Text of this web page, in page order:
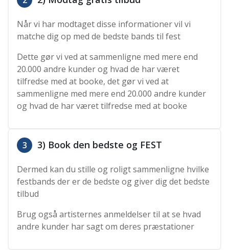
Når vi har modtaget disse informationer vil vi
matche dig op med de bedste bands til fest
Dette gør vi ved at sammenligne med mere end
20.000 andre kunder og hvad de har været
tilfredse med at booke, det gør vi ved at
sammenligne med mere end 20.000 andre kunder
og hvad de har været tilfredse med at booke
3 3) Book den bedste og FEST
Dermed kan du stille og roligt sammenligne hvilke
festbands der er de bedste og giver dig det bedste
tilbud
Brug også artisternes anmeldelser til at se hvad
andre kunder har sagt om deres præstationer